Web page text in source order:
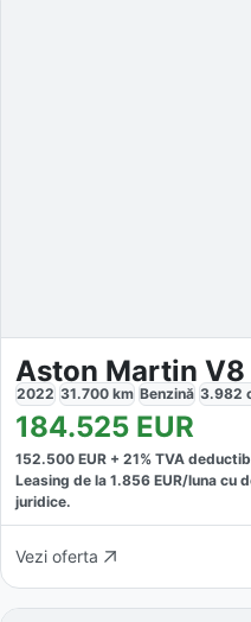
Aston Martin V8
2022 31.700 km Benzină 3.982
184.525 EUR
152.500 EUR + 21% TVA
Leasing de la 1.856 EUR/luna cu
juridice.
Vezi oferta